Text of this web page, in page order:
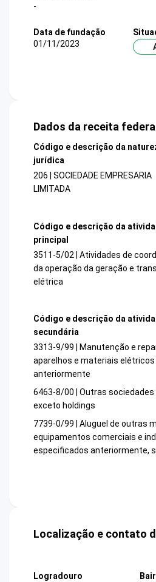
-
Data de fundação
01/11/2023
Dados da receita federal
Código e descrição da
jurídica
206 | SOCIEDADE EMPRESARIA
LIMITADA
Código e descrição da
principal
3511-5/02 | Atividades de
da operação da geração e
elétrica
Código e descrição da
secundária
3313-9/99 | Manutenção e
aparelhos e materiais
anteriormente
6463-8/00 | Outras
exceto holdings
7739-0/99 | Aluguel de outras
equipamentos comerciais e
especificados anteriormente,
Localização e contato
Logradouro